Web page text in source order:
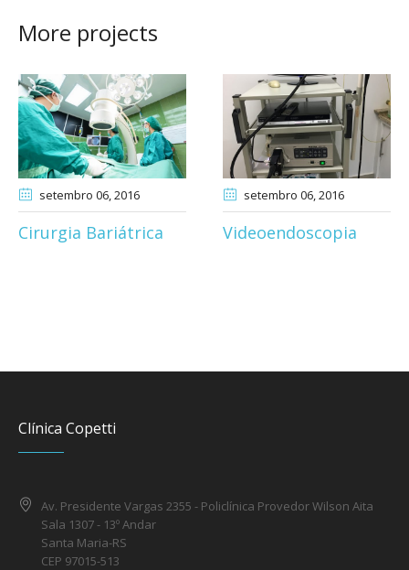
More projects
setembro 06, 2016
Cirurgia Bariátrica
setembro 06, 2016
Videoendoscopia
Clínica Copetti
Av. Presidente Vargas 2355 - Policlínica Provedor Wilson Aita
Sala 1307 - 13º Andar
Santa Maria-RS
CEP 97015-513